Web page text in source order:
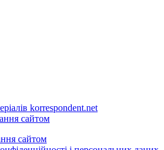
korrespondent.net
сайтом
сайтом